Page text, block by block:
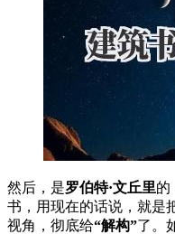
然后，是罗伯特·文丘里的
书，用现在的话说，就是
视角，彻底给“解构”了。